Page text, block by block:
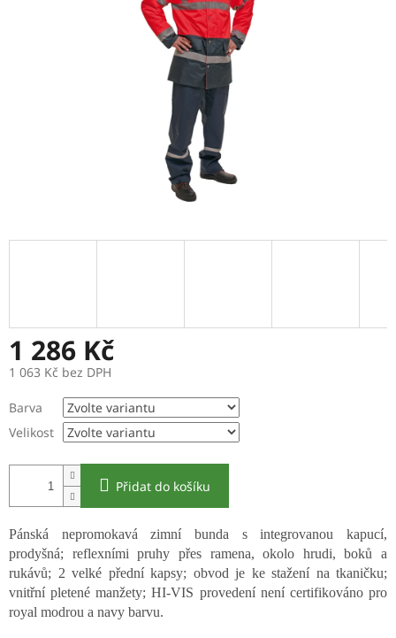
1 286 Kč
1 063 Kč bez DPH
cena:
Barva
Velikost
Přidat do košíku
Pánská nepromokavá zimní bunda s integrovanou kapucí,
prodyšná; reflexními pruhy přes ramena, okolo hrudi, boků a
rukávů; 2 velké přední kapsy; obvod je ke stažení na tkaničku;
vnitřní pletené manžety; HI-VIS provedení není certifikováno pro
royal modrou a navy barvu.